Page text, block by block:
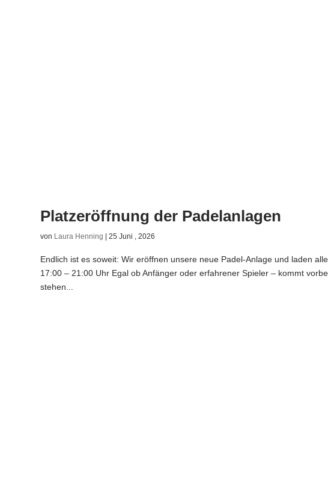
Platzeröffnung der Padelanlagen
von Laura Henning |25 Juni , 2026
Endlich ist es soweit: Wir eröffnen unsere neue Padel-Anlage und laden
17:00 – 21:00 Uhr Egal ob Anfänger oder erfahrener Spieler – kommt
stehen...